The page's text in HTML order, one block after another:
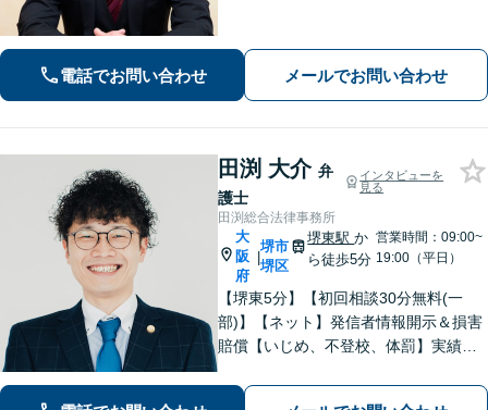
広く対応。トラブル解決のための身近
な相談相手として、お気軽にご連絡く
電話でお問い合わせ メールでお問い合わせ
田渕 大介 弁
護士
インタビューを
見る
田渕総合法律事務所
大
阪
府
|
堺市
堺区
堺東駅か
ら徒歩5分
営業時間：09:00~
19:00（平日）
【堺東5分】【初回相談30分無料(一
部)】【ネット】発信者情報開示＆損害
賠償【いじめ、不登校、体罰】実績豊
利な条件での慰謝料・離婚【労働問